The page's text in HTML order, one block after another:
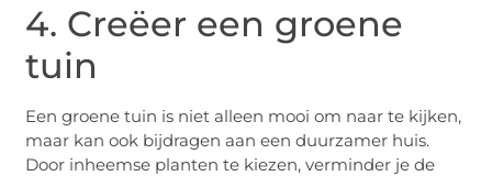
4. Creëer een groene
tuin
Een groene tuin is niet alleen mooi om naar te kijken,
maar kan ook bijdragen aan een duurzamer huis.
Door inheemse planten te kiezen, verminder je de